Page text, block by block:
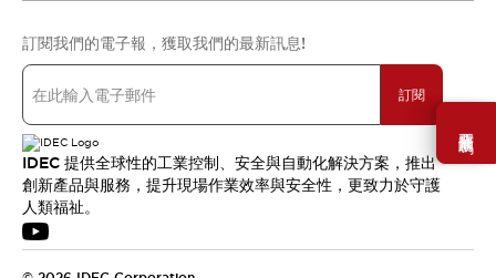
需要幫助嗎？
訂閱我們的電子報，獲取我們的最新訊息!
訂閱
IDEC 提供全球性的工業控制、安全與自動化解決方案，推出
創新產品與服務，提升現場作業效率與安全性，更致力於守護
人類福祉。